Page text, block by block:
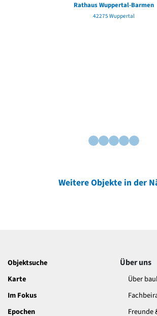
Rathaus Wuppertal-Barmen
42275 Wuppertal
Weitere Objekte in der
Objektsuche
Karte
Im Fokus
Epochen
Über uns
Über
Freunde